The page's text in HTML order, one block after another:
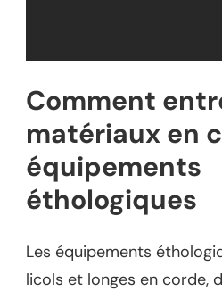
Comment
matériaux en
équipements
éthologiques
Les équipements
licols et longes en corde,